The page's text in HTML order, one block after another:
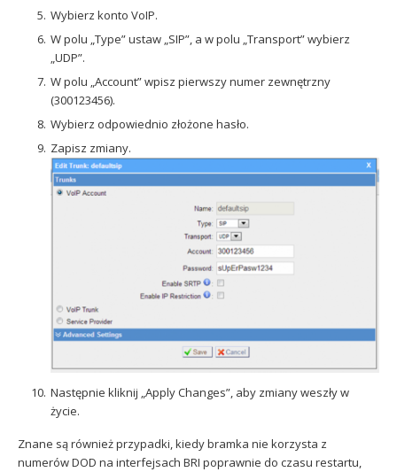
Wybierz konto VoIP.
W polu „Type” ustaw „SIP”, a w polu „Transport” wybierz
„UDP”.
W polu „Account” wpisz pierwszy numer zewnętrzny
(300123456).
Wybierz odpowiednio złożone hasło.
Zapisz zmiany.
Następnie kliknij „Apply Changes”, aby zmiany weszły w
życie.
Znane są również przypadki, kiedy bramka nie korzysta z
numerów DOD na interfejsach BRI poprawnie do czasu restartu,